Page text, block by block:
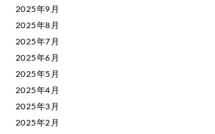
2025年9月
2025年8月
2025年7月
2025年6月
2025年5月
2025年4月
2025年3月
2025年2月